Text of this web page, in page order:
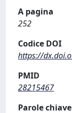
A pagina
252
Codice DOI
https://
PMID
28215467
Parole chiave